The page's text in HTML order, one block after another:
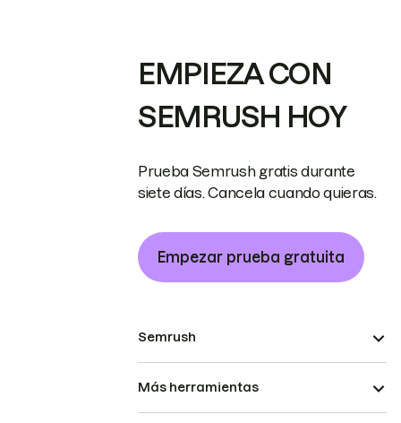
EMPIEZA CON
SEMRUSH HOY
Prueba Semrush gratis durante
siete días. Cancela cuando quieras.
Empezar prueba gratuita
Semrush
Más herramientas